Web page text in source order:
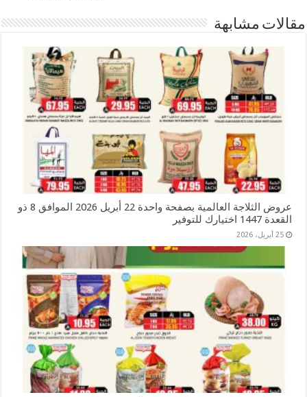
مقالات مشابهة
عروض الثلاجة العالمية بصفحة واحدة 22 أبريل 2026 الموافق 8 ذو
القعدة 1447 اختيارك للتوفير
25 أبريل، 2026